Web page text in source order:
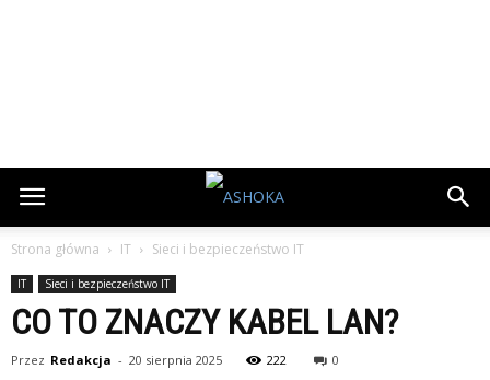
Strona główna IT Sieci i bezpieczeństwo IT
IT Sieci i bezpieczeństwo IT
CO TO ZNACZY KABEL LAN?
Przez Redakcja - 20 sierpnia 2025 222 0